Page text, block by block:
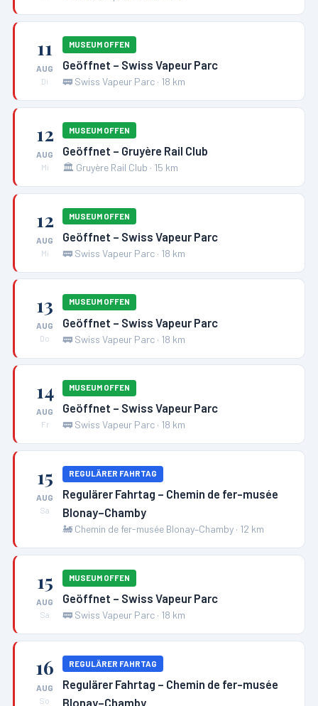
11
AUG
Di
MUSEUM OFFEN
Geöffnet – Swiss Vapeur Parc
🚃 Swiss Vapeur Parc · 18 km
12
AUG
Mi
MUSEUM OFFEN
Geöffnet – Gruyère Rail Club
🏛️ Gruyère Rail Club · 15 km
12
AUG
Mi
MUSEUM OFFEN
Geöffnet – Swiss Vapeur Parc
🚃 Swiss Vapeur Parc · 18 km
13
AUG
Do
MUSEUM OFFEN
Geöffnet – Swiss Vapeur Parc
🚃 Swiss Vapeur Parc · 18 km
14
AUG
Fr
MUSEUM OFFEN
Geöffnet – Swiss Vapeur Parc
🚃 Swiss Vapeur Parc · 18 km
15
AUG
Sa
REGULÄRER FAHRTAG
Regulärer Fahrtag – Chemin de fer-musée
Blonay–Chamby
🚂 Chemin de fer-musée Blonay–Chamby · 12 km
15
AUG
Sa
MUSEUM OFFEN
Geöffnet – Swiss Vapeur Parc
🚃 Swiss Vapeur Parc · 18 km
16
AUG
So
REGULÄRER FAHRTAG
Regulärer Fahrtag – Chemin de fer-musée
Blonay–Chamby